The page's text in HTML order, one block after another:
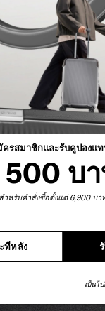
ครสมาชิกและรับคูปองแท
500 บ
สำหรับคำสั่งซื้อตั้งแต่ 6,900 บ
ทีหลัง
เป็นไ